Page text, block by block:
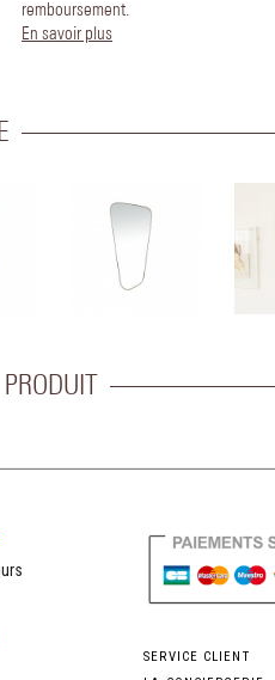
remboursement.
En savoir plus
SERVICE CLIENT